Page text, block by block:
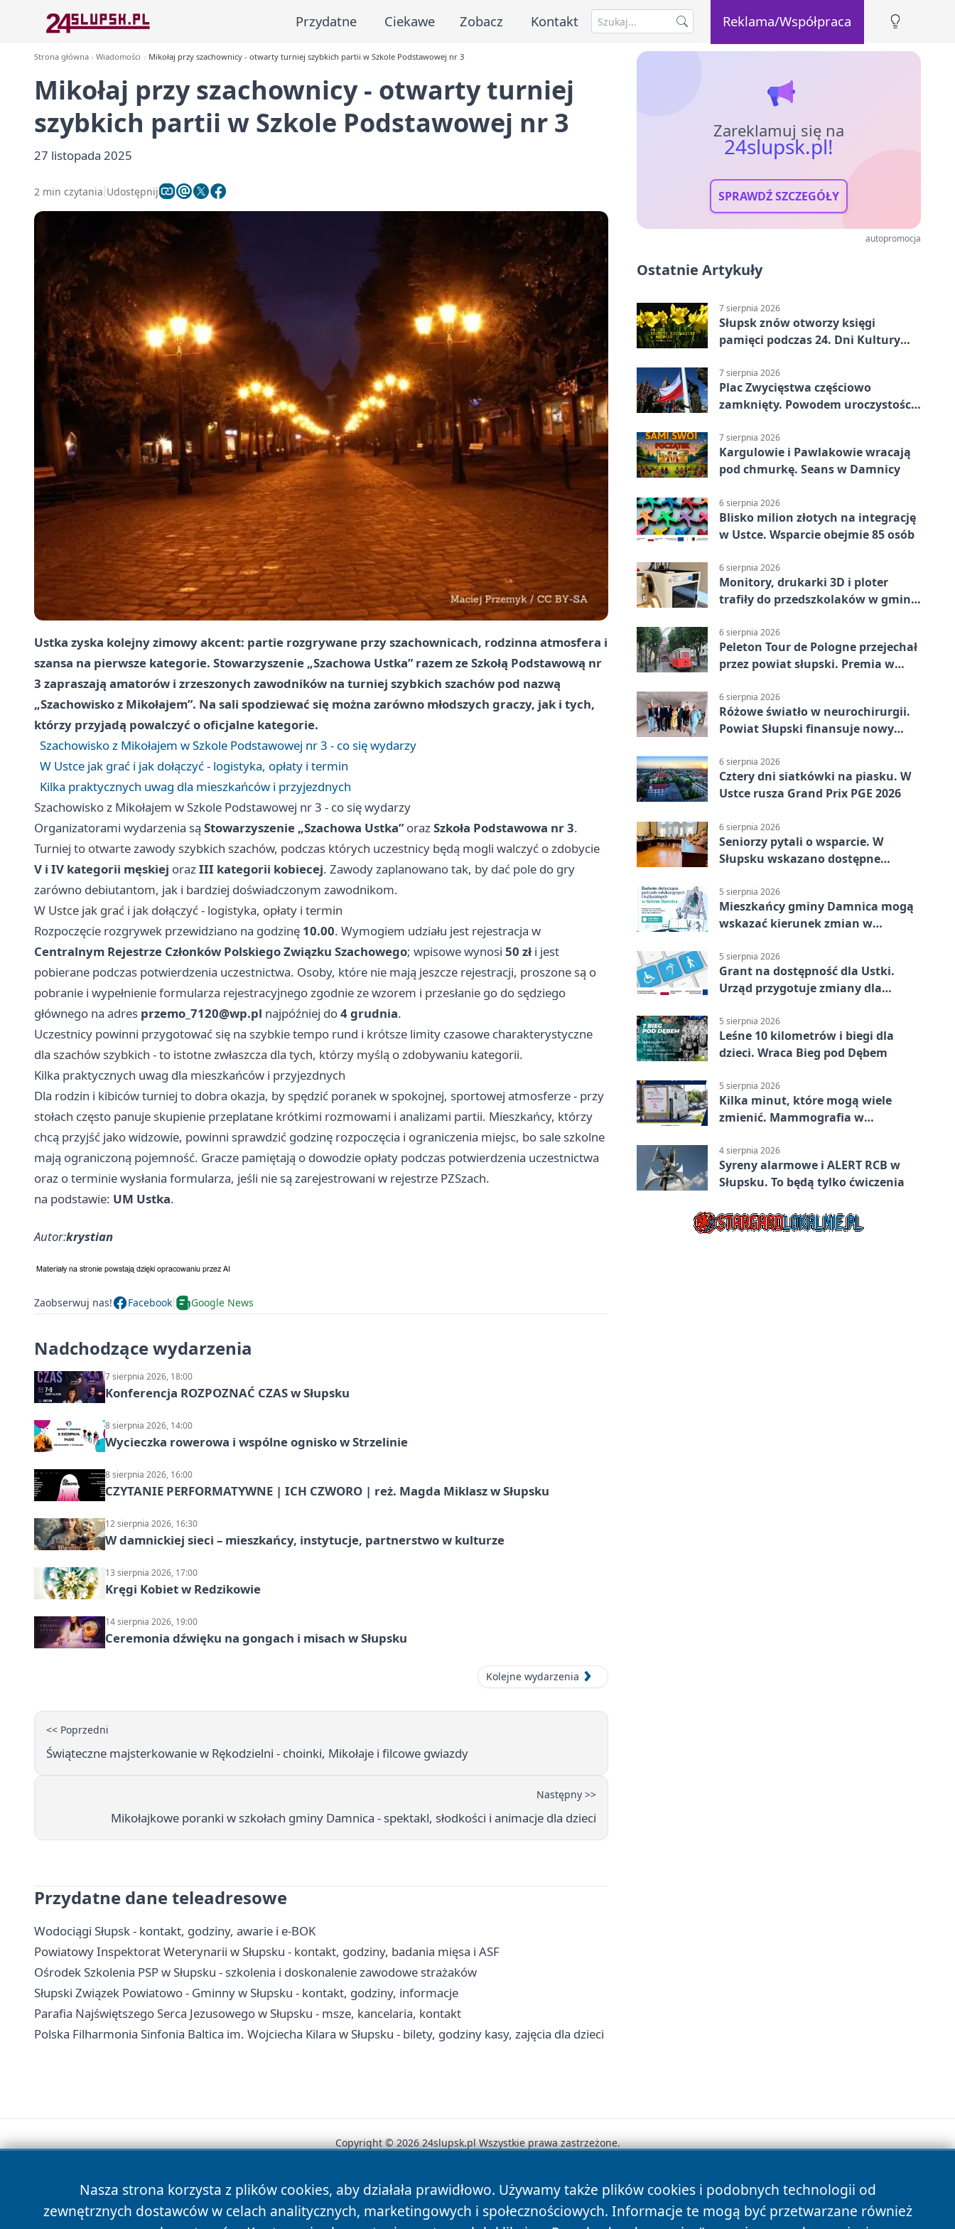
Przydatne Ciekawe Zobacz Kontakt Reklama/Współpraca
Strona główna Wiadomości Mikołaj przy szachownicy - otwarty turniej szybkich partii w Szkole Podstawowej nr 3
Mikołaj przy szachownicy - otwarty turniej
szybkich partii w Szkole Podstawowej nr 3
27 listopada 2025
2 min czytania Udostępnij
Ustka zyska kolejny zimowy akcent: partie rozgrywane przy szachownicach, rodzinna atmosfera i
szansa na pierwsze kategorie. Stowarzyszenie „Szachowa Ustka” razem ze Szkołą Podstawową nr
3 zapraszają amatorów i zrzeszonych zawodników na turniej szybkich szachów pod nazwą
„Szachowisko z Mikołajem”. Na sali spodziewać się można zarówno młodszych graczy, jak i tych,
którzy przyjadą powalczyć o oficjalne kategorie.
Szachowisko z Mikołajem w Szkole Podstawowej nr 3 - co się wydarzy
W Ustce jak grać i jak dołączyć - logistyka, opłaty i termin
Kilka praktycznych uwag dla mieszkańców i przyjezdnych
Szachowisko z Mikołajem w Szkole Podstawowej nr 3 - co się wydarzy
Organizatorami wydarzenia są Stowarzyszenie „Szachowa Ustka”orazSzkoła Podstawowa nr 3.
Turniej to otwarte zawody szybkich szachów, podczas których uczestnicy będą mogli walczyć o zdobycie
V i IV kategorii męskiej orazIII kategorii kobiecej. Zawody zaplanowano tak, by dać pole do gry
zarówno debiutantom, jak i bardziej doświadczonym zawodnikom.
W Ustce jak grać i jak dołączyć - logistyka, opłaty i termin
Rozpoczęcie rozgrywek przewidziano na godzinę 10.00. Wymogiem udziału jest rejestracja w
Centralnym Rejestrze Członków Polskiego Związku Szachowego; wpisowe wynosi 50 zł i jest
pobierane podczas potwierdzenia uczestnictwa. Osoby, które nie mają jeszcze rejestracji, proszone są o
pobranie i wypełnienie formularza rejestracyjnego zgodnie ze wzorem i przesłanie go do sędziego
głównego na adres przemo_7120@wp.pl najpóźniej do4 grudnia.
Uczestnicy powinni przygotować się na szybkie tempo rund i krótsze limity czasowe charakterystyczne
dla szachów szybkich - to istotne zwłaszcza dla tych, którzy myślą o zdobywaniu kategorii.
Kilka praktycznych uwag dla mieszkańców i przyjezdnych
Dla rodzin i kibiców turniej to dobra okazja, by spędzić poranek w spokojnej, sportowej atmosferze - przy
stołach często panuje skupienie przeplatane krótkimi rozmowami i analizami partii. Mieszkańcy, którzy
chcą przyjść jako widzowie, powinni sprawdzić godzinę rozpoczęcia i ograniczenia miejsc, bo sale szkolne
mają ograniczoną pojemność. Gracze pamiętają o dowodzie opłaty podczas potwierdzenia uczestnictwa
oraz o terminie wysłania formularza, jeśli nie są zarejestrowani w rejestrze PZSzach.
na podstawie: UM Ustka.
Autor:krystian
Zaobserwuj nas! Facebook Google News
Nadchodzące wydarzenia
7 sierpnia 2026, 18:00
Konferencja ROZPOZNAĆ CZAS w Słupsku
8 sierpnia 2026, 14:00
Wycieczka rowerowa i wspólne ognisko w Strzelinie
8 sierpnia 2026, 16:00
CZYTANIE PERFORMATYWNE | ICH CZWORO | reż. Magda Miklasz w Słupsku
12 sierpnia 2026, 16:30
W damnickiej sieci – mieszkańcy, instytucje, partnerstwo w kulturze
13 sierpnia 2026, 17:00
Kręgi Kobiet w Redzikowie
14 sierpnia 2026, 19:00
Ceremonia dźwięku na gongach i misach w Słupsku
Kolejne wydarzenia
<< Poprzedni
Świąteczne majsterkowanie w Rękodzielni - choinki, Mikołaje i filcowe gwiazdy
Następny >>
Mikołajkowe poranki w szkołach gminy Damnica - spektakl, słodkości i animacje dla dzieci
Przydatne dane teleadresowe
Wodociągi Słupsk - kontakt, godziny, awarie i e-BOK
Powiatowy Inspektorat Weterynarii w Słupsku - kontakt, godziny, badania mięsa i ASF
Ośrodek Szkolenia PSP w Słupsku - szkolenia i doskonalenie zawodowe strażaków
Słupski Związek Powiatowo - Gminny w Słupsku - kontakt, godziny, informacje
Parafia Najświętszego Serca Jezusowego w Słupsku - msze, kancelaria, kontakt
Polska Filharmonia Sinfonia Baltica im. Wojciecha Kilara w Słupsku - bilety, godziny kasy, zajęcia dla dzieci
Zareklamuj się na
24slupsk.pl!
SPRAWDŹ SZCZEGÓŁY
autopromocja
Ostatnie Artykuły
7 sierpnia 2026
Słupsk znów otworzy księgi
pamięci podczas 24. Dni Kultury
7 sierpnia 2026
Plac Zwycięstwa częściowo
zamknięty. Powodem uroczystości
7 sierpnia 2026
Kargulowie i Pawlakowie wracają
pod chmurkę. Seans w Damnicy
6 sierpnia 2026
Blisko milion złotych na integrację
w Ustce. Wsparcie obejmie 85 osób
6 sierpnia 2026
Monitory, drukarki 3D i ploter
trafiły do przedszkolaków w gminie
6 sierpnia 2026
Peleton Tour de Pologne przejechał
przez powiat słupski. Premia w
6 sierpnia 2026
Różowe światło w neurochirurgii.
Powiat Słupski finansuje nowy
6 sierpnia 2026
Cztery dni siatkówki na piasku. W
Ustce rusza Grand Prix PGE 2026
6 sierpnia 2026
Seniorzy pytali o wsparcie. W
Słupsku wskazano dostępne
5 sierpnia 2026
Mieszkańcy gminy Damnica mogą
wskazać kierunek zmian w
5 sierpnia 2026
Grant na dostępność dla Ustki.
Urząd przygotuje zmiany dla
5 sierpnia 2026
Leśne 10 kilometrów i biegi dla
dzieci. Wraca Bieg pod Dębem
5 sierpnia 2026
Kilka minut, które mogą wiele
zmienić. Mammografia w
4 sierpnia 2026
Syreny alarmowe i ALERT RCB w
Słupsku. To będą tylko ćwiczenia
Nasza strona korzysta z plików cookies, aby działała prawidłowo. Używamy także plików cookies i podobnych technologii od
zewnętrznych dostawców w celach analitycznych, marketingowych i społecznościowych. Informacje te mogą być przetwarzane również
Copyright © 2026 24slupsk.pl Wszystkie prawa zastrzeżone.
News Autorzy Polityka Prywatności Polityka Cookies